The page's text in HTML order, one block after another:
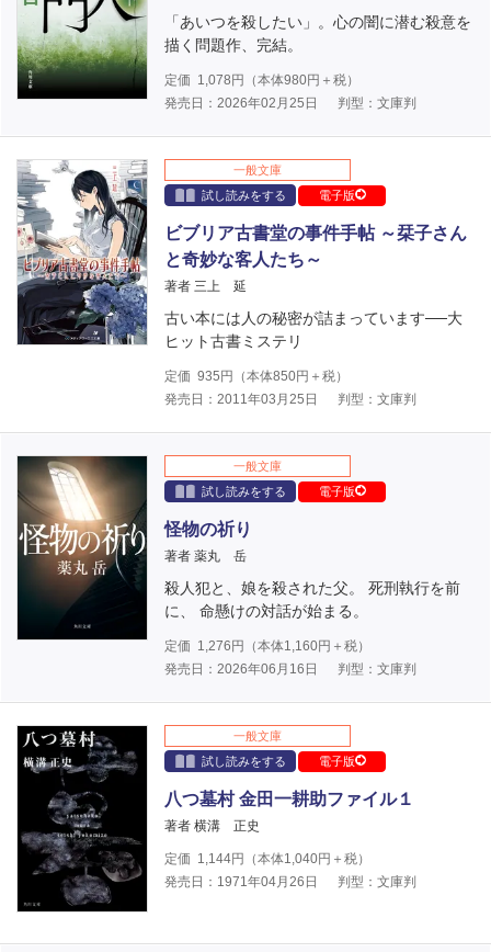
「あいつを殺したい」。心の闇に潜む殺意を
描く問題作、完結。
定価 1,078 円（本体980円＋税）
発売日：2026年02月25日
判型：文庫判
一般文庫
試し読みをする
電子版
ビブリア古書堂の事件手帖 ～栞子さん
と奇妙な客人たち～
著者 三上 延
古い本には人の秘密が詰まっています──大
ヒット古書ミステリ
定価 935 円（本体850円＋税）
発売日：2011年03月25日
判型：文庫判
一般文庫
試し読みをする
電子版
怪物の祈り
著者 薬丸 岳
殺人犯と、娘を殺された父。 死刑執行を前
に、 命懸けの対話が始まる。
定価 1,276 円（本体1,160円＋税）
発売日：2026年06月16日
判型：文庫判
一般文庫
試し読みをする
電子版
八つ墓村 金田一耕助ファイル１
著者 横溝 正史
定価 1,144円（本体1,040円＋税）
発売日：1971年04月26日
判型：文庫判